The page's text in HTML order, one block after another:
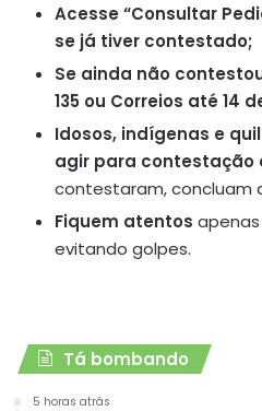
Acesse “Consultar
se já tiver contestado;
Se ainda não
135 ou Correios até 14
Idosos, indígenas e
agir para
contestaram, concluam
Fiquem atentos
evitando golpes.
Tá bombando
5 horas atrás